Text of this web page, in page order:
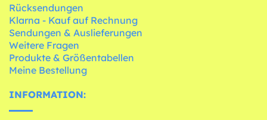
Rücksendungen
Klarna - Kauf auf Rechnung
Sendungen & Auslieferungen
Weitere Fragen
Produkte & Größentabellen
Meine Bestellung
INFORMATION: